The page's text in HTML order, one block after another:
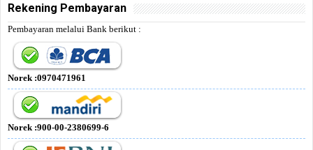
Rekening Pembayaran
Pembayaran melalui Bank berikut :
Norek :0970471961
Norek :900-00-2380699-6